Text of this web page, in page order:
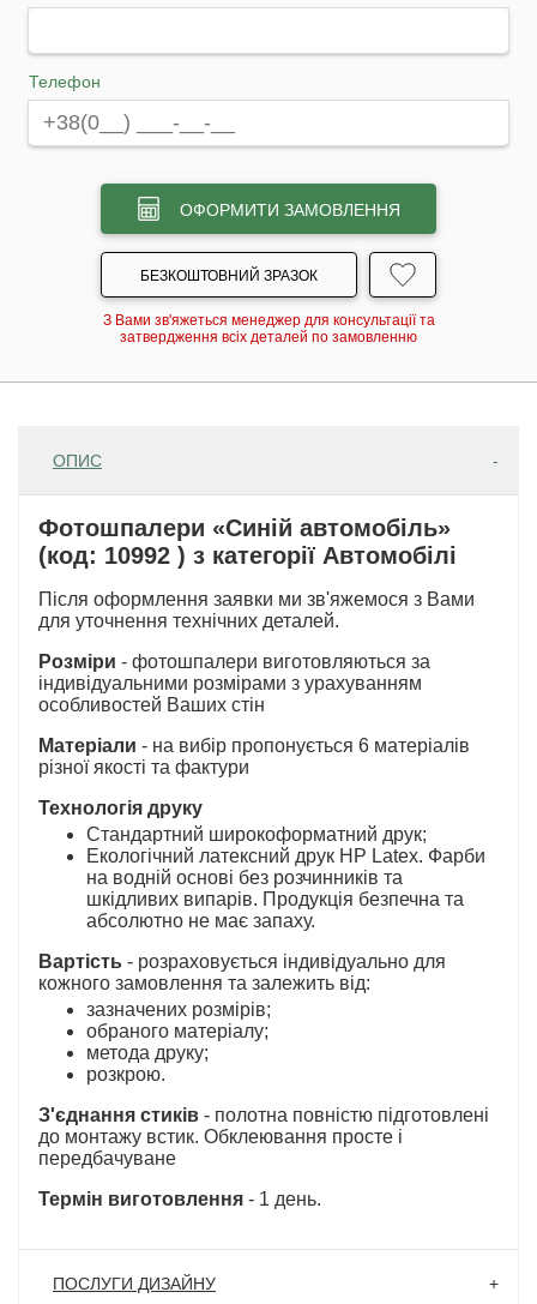
Телефон
ОФОРМИТИ ЗАМОВЛЕННЯ
БЕЗКОШТОВНИЙ ЗРАЗОК
З Вами зв'яжеться менеджер для консультації та
затвердження всіх деталей по замовленню
ОПИС
Фотошпалери «Синій автомобіль»
(код: 10992 ) з категорії Автомобілі
Після оформлення заявки ми зв'яжемося з Вами
для уточнення технічних деталей.
Розміри - фотошпалери виготовляються за
індивідуальними розмірами з урахуванням
особливостей Ваших стін
Матеріали - на вибір пропонується 6 матеріалів
різної якості та фактури
Технологія друку
Стандартний широкоформатний друк;
Екологічний латексний друк HP Latex. Фарби
на водній основі без розчинників та
шкідливих випарів. Продукція безпечна та
абсолютно не має запаху.
Вартість - розраховується індивідуально для
кожного замовлення та залежить від:
зазначених розмірів;
обраного матеріалу;
метода друку;
розкрою.
З'єднання стиків - полотна повністю підготовлені
до монтажу встик. Обклеювання просте і
передбачуване
Термін виготовлення - 1 день.
ПОСЛУГИ ДИЗАЙНУ